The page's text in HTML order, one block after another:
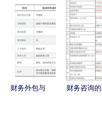
鼎诺财务咨
询，
工商注册
代办营业执
照 会计代
账 财务咨
询
财务外包与
财务咨询的